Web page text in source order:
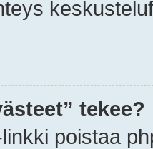
tekee?
poistaa